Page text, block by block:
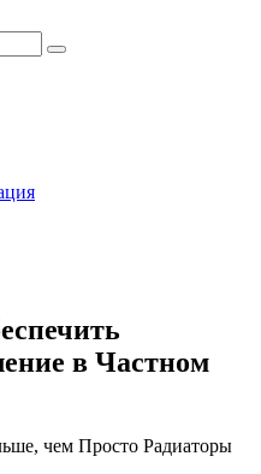
в Частном
чем Просто Радиаторы